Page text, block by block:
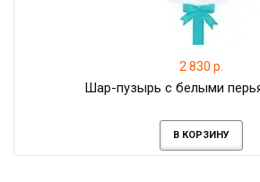
2 830 р.
Шар-пузырь с белыми
В КОРЗИНУ